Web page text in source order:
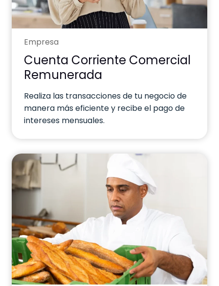
Empresa
Cuenta Corriente Comercial
Remunerada
Realiza las transacciones de tu negocio de
manera más eficiente y recibe el pago de
intereses mensuales.